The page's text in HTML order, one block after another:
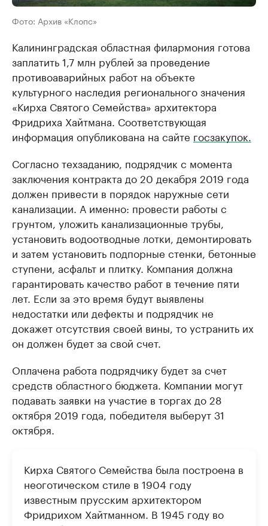
Фото: Архив «Клопс»
Калининградская областная филармония готова
заплатить 1,7 млн рублей за проведение
противоаварийных работ на объекте
культурного наследия регионального значения
«Кирха Святого Семейства» архитектора
Фридриха Хайтмана. Соответствующая
информация опубликована на сайте госзакупок.
Согласно техзаданию, подрядчик с момента
заключения контракта до 20 декабря 2019 года
должен привести в порядок наружные сети
канализации. А именно: провести работы с
грунтом, уложить канализационные трубы,
установить водоотводные лотки, демонтировать
и затем установить подпорные стенки, бетонные
ступени, асфальт и плитку. Компания должна
гарантировать качество работ в течение пяти
лет. Если за это время будут выявлены
недостатки или дефекты и подрядчик не
докажет отсутствия своей вины, то устранить их
он должен будет за свой счет.
Оплачена работа подрядчику будет за счет
средств областного бюджета. Компании могут
подавать заявки на участие в торгах до 28
октября 2019 года, победителя выберут 31
октября.
Кирха Святого Семейства была построена в
неоготическом стиле в 1904 году
известным прусским архитектором
Фридрихом Хайтманном. В 1945 году во